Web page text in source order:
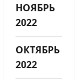
НОЯБРЬ
2022
ОКТЯБРЬ
2022